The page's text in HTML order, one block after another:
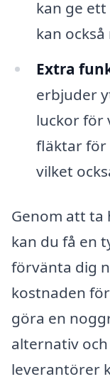
kan ge
kan
Extra
erbjuder
luckor för
fläktar för
vilket
Genom att ta
kan du få en
förvänta dig
kostnaden
göra en
alternativ
leverantörer